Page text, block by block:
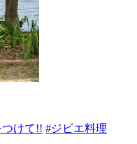
けて!! #ジビエ料理